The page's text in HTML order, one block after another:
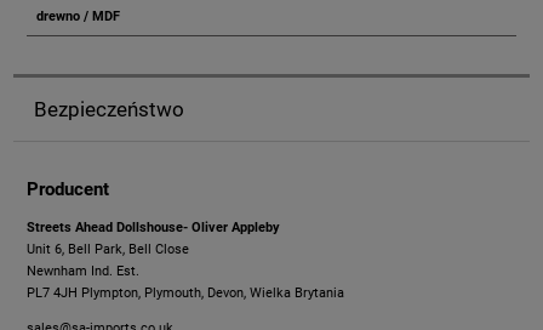
drewno / MDF
Bezpieczeństwo
Producent
Streets Ahead Dollshouse- Oliver Appleby
Unit 6, Bell Park, Bell Close
Newnham Ind. Est.
PL7 4JH Plympton, Plymouth, Devon, Wielka Brytania